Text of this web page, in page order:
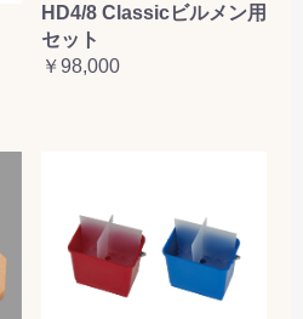
HD4/8 Classicビルメン用
セット
￥98,000